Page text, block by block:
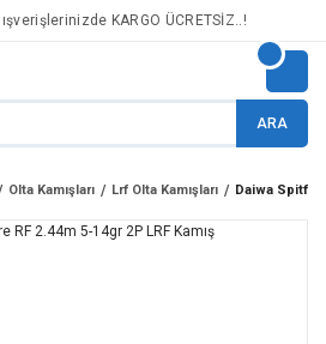
KARGO ÜCRETSİZ..!
ARA
Olta Kamışları Lrf Olta Kamışları Daiwa Spitfire